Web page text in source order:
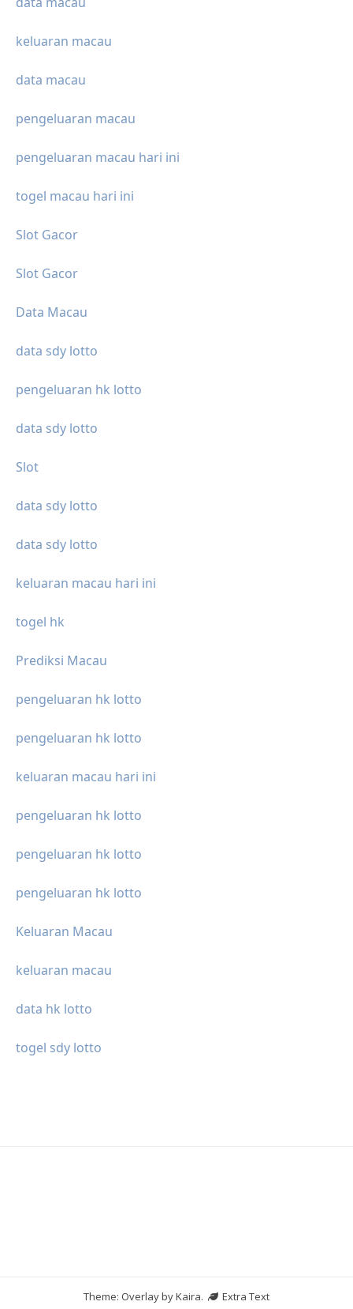
keluaran macau
data macau
pengeluaran macau
pengeluaran macau hari ini
togel macau hari ini
Slot Gacor
Slot Gacor
Data Macau
data sdy lotto
pengeluaran hk lotto
data sdy lotto
Slot
data sdy lotto
data sdy lotto
keluaran macau hari ini
togel hk
Prediksi Macau
pengeluaran hk lotto
pengeluaran hk lotto
keluaran macau hari ini
pengeluaran hk lotto
pengeluaran hk lotto
pengeluaran hk lotto
Keluaran Macau
keluaran macau
data hk lotto
togel sdy lotto
Theme: Overlay byKaira.
Extra Text